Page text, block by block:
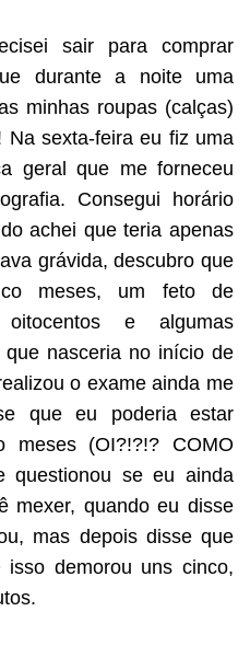
sair para comprar
durante a noite uma
minhas roupas (calças)
Na sexta-feira eu fiz uma
geral que me forneceu
Consegui horário
achei que teria apenas
grávida, descubro que
meses, um feto de
oitocentos e algumas
nasceria no início de
o exame ainda me
que eu poderia estar
(OI?!?!? COMO
questionou se eu ainda
mexer, quando eu disse
mas depois disse que
demorou uns cinco,